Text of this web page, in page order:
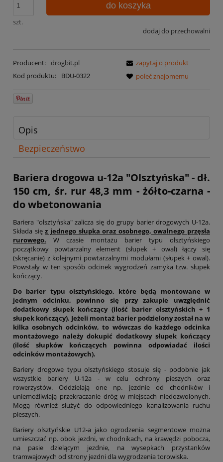
szt.
do koszyka
dodaj do przechowalni
Producent: drogbit.pl
Kod produktu:
BDU-0322
zapytaj o produkt
poleć znajomemu
Opis
Bezpieczeństwo
Bariera drogowa u-12a "Olsztyńska" - dł.
150 cm, śr. rur 48,3 mm - żółto-czarna -
do wbetonowania
Bariera "olsztyńska" zalicza się do grupy barier drogowych U-12a.
Składa sięz jednego słupka oraz osobnego, owalnego przęsła
rurowego. W czasie montażu barier typu olsztyńskiego
początkowy powtarzalny element (słupek + owal) łączy się
(skręcanie) z kolejnymi powtarzalnymi modułami (słupek + owal).
Powstały w ten sposób odcinek wygrodzeń zamyka tzw. słupek
kończący.
Do barier typu olsztyńskiego, które będą montowane w
jednym odcinku, powinno się przy zakupie uwzględnić
dodatkowy słupek kończący (ilość barier olsztyńskich + 1
słupek kończący). Jeżeli montaż barier podzielony został na w
kilka osobnych odcinków, to wówczas do każdego odcinka
montażowego należy dokupić dodatkowy słupek kończący
(ilość słupków kończących powinna odpowiadać ilości
odcinków montażowych).
Bariery drogowe typu olsztyńskiego stosuje się - podobnie jak
wszystkie bariery U-12a - w celu ochrony pieszych oraz
rowerzystów. Oddzielają one np. jezdnie od chodników i
uniemożliwiają przekraczanie dróg w miejscach niedozwolonych.
Mogą również służyć do odpowiedniego kanalizowania ruchu
pieszych.
Bariery olsztyńskie U12-a jako ogrodzenia segmentowe można
umieszczać np. obok jezdni, w chodnikach, na krawędzi pobocza,
na pasie dzielącym jezdnie, na wysepkach przystanków
tramwajowych od strony jezdni dla wygrodzenia torowiska.